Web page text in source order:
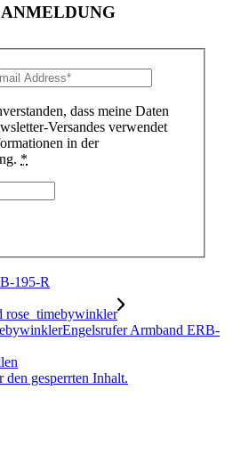
dass meine Daten
Versandes verwendet
in der
*
195-R
Engelsrufer Armband ERB-
gesperrten Inhalt.